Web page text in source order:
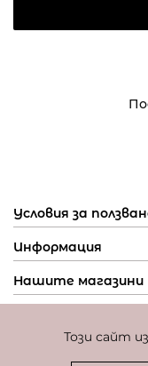
Този сайт
Условия за
Информация
Нашите магазини